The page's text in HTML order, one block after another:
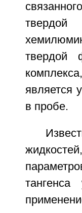
твердой
является
в пробе.
тангенса